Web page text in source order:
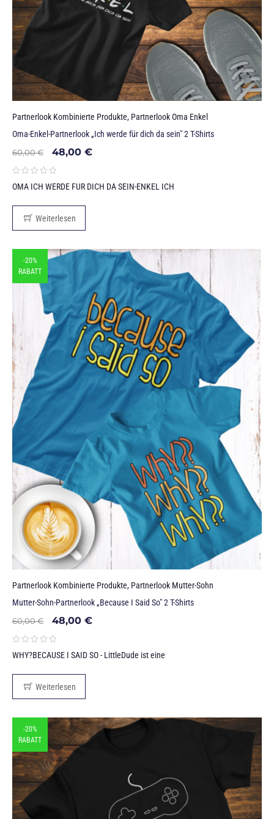
Partnerlook Kombinierte Produkte, Partnerlook Oma Enkel
Oma-Enkel-Partnerlook „Ich werde für dich da sein" 2 T-Shirts
60,00€ 48,00 €
OMA ICH WERDE FUR DICH DA SEIN-ENKEL ICH
Weiterlesen
-20%
RABATT
Partnerlook Kombinierte Produkte, Partnerlook Mutter-Sohn
Mutter-Sohn-Partnerlook „Because I Said So" 2 T-Shirts
60,00€ 48,00 €
WHY?BECAUSE I SAID SO - LittleDude ist eine
Weiterlesen
-20%
RABATT